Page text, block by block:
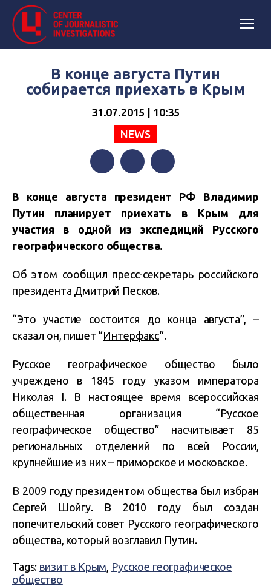
В конце августа Путин
собирается приехать в Крым
31.07.2015 | 10:35
NEWS
В конце августа президент РФ Владимир
Путин планирует приехать в Крым для
участия в одной из экспедиций Русского
географического общества.
Об этом сообщил пресс-секретарь российского
президента Дмитрий Песков.
“Это участие состоится до конца августа”, –
сказал он, пишет “Интерфакс“.
Русское географическое общество было
учреждено в 1845 году указом императора
Николая I. В настоящее время всероссийская
общественная организация “Русское
географическое общество” насчитывает 85
региональных отделений по всей России,
крупнейшие из них – приморское и московское.
В 2009 году президентом общества был избран
Сергей Шойгу. В 2010 году был создан
попечительский совет Русского географического
общества, который возглавил Путин.
Tags: визит в Крым, Русское географическое
общество